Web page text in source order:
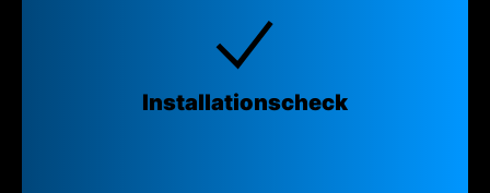
Installations­check